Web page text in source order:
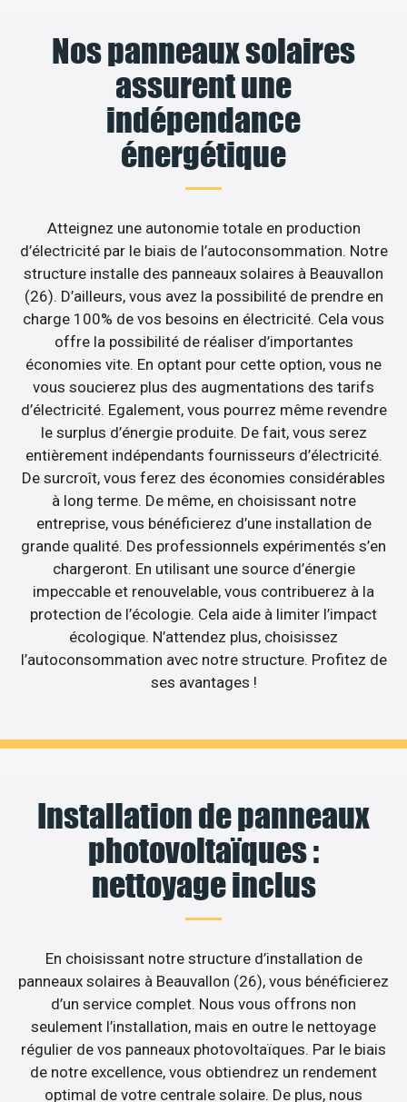
Nos panneaux solaires
assurent une
indépendance
énergétique
Atteignez une autonomie totale en production
d’électricité par le biais de l’autoconsommation. Notre
structure installe des panneaux solaires à Beauvallon
(26). D’ailleurs, vous avez la possibilité de prendre en
charge 100% de vos besoins en électricité. Cela vous
offre la possibilité de réaliser d’importantes
économies vite. En optant pour cette option, vous ne
vous soucierez plus des augmentations des tarifs
d’électricité. Egalement, vous pourrez même revendre
le surplus d’énergie produite. De fait, vous serez
entièrement indépendants fournisseurs d’électricité.
De surcroît, vous ferez des économies considérables
à long terme. De même, en choisissant notre
entreprise, vous bénéficierez d’une installation de
grande qualité. Des professionnels expérimentés s’en
chargeront. En utilisant une source d’énergie
impeccable et renouvelable, vous contribuerez à la
protection de l’écologie. Cela aide à limiter l’impact
écologique. N’attendez plus, choisissez
l’autoconsommation avec notre structure. Profitez de
ses avantages !
Installation de panneaux
photovoltaïques :
nettoyage inclus
En choisissant notre structure d’installation de
panneaux solaires à Beauvallon (26), vous bénéficierez
d’un service complet. Nous vous offrons non
seulement l’installation, mais en outre le nettoyage
régulier de vos panneaux photovoltaïques. Par le biais
de notre excellence, vous obtiendrez un rendement
optimal de votre centrale solaire. De plus, nous